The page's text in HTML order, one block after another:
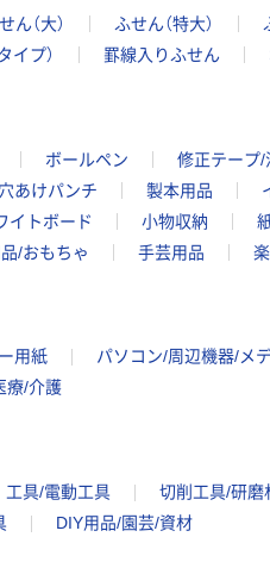
ん（大） ふせん（特大）
イプ） 罫線入りふせん
ボールペン 修正テープ/
穴あけパンチ 製本用品
イトボード 小物収納
/おもちゃ 手芸用品
用紙 パソコン/周辺機器/メ
療/介護
工具/電動工具 切削工具/研磨
DIY用品/園芸/資材
）
ラー
75×25mm
￥306~
75mm×25mm
マルチカラー
￥539~ （税込
オリジナル
￥377~ （税込
紙
75mm×25mm
￥280~ （税込